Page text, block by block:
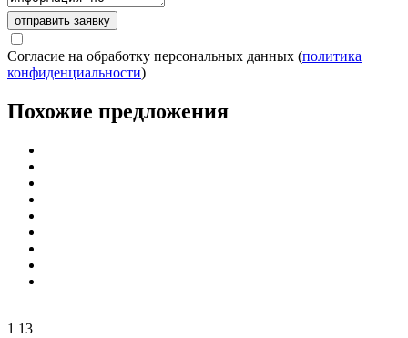
отправить заявку
Согласие на обработку персональных данных (политика
конфиденциальности)
Похожие предложения
1 13